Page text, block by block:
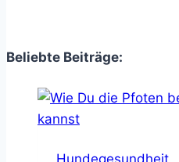
Beliebte Beiträge: